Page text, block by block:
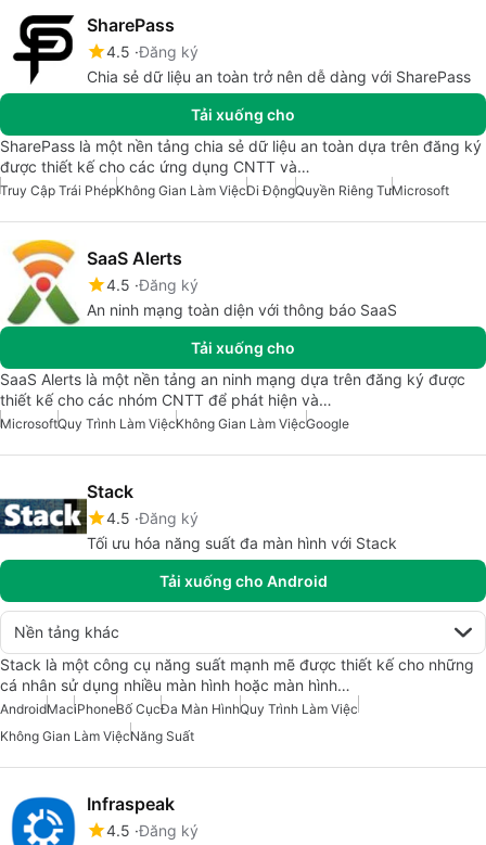
SharePass
4.5 Đăng ký
Chia sẻ dữ liệu an toàn trở nên dễ dàng với SharePass
Tải xuống cho
SharePass là một nền tảng chia sẻ dữ liệu an toàn dựa trên đăng ký
được thiết kế cho các ứng dụng CNTT và…
Truy Cập Trái PhépKhông Gian Làm ViệcDi ĐộngQuyền Riêng TưMicrosoft
SaaS Alerts
4.5 Đăng ký
An ninh mạng toàn diện với thông báo SaaS
Tải xuống cho
SaaS Alerts là một nền tảng an ninh mạng dựa trên đăng ký được
thiết kế cho các nhóm CNTT để phát hiện và…
MicrosoftQuy Trình Làm ViệcKhông Gian Làm ViệcGoogle
Stack
4.5 Đăng ký
Tối ưu hóa năng suất đa màn hình với Stack
Tải xuống cho Android
Nền tảng khác
Stack là một công cụ năng suất mạnh mẽ được thiết kế cho những
cá nhân sử dụng nhiều màn hình hoặc màn hình…
AndroidMaciPhoneBố CụcĐa Màn HìnhQuy Trình Làm Việc
Không Gian Làm ViệcNăng Suất
Infraspeak
4.5 Đăng ký